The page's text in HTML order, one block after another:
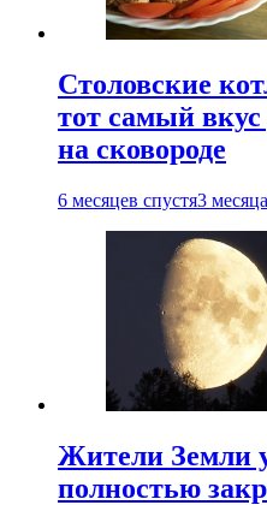
Столовские
тот самый вкус
на сковороде
6 месяцев спустя3
Жители Земли
полностью